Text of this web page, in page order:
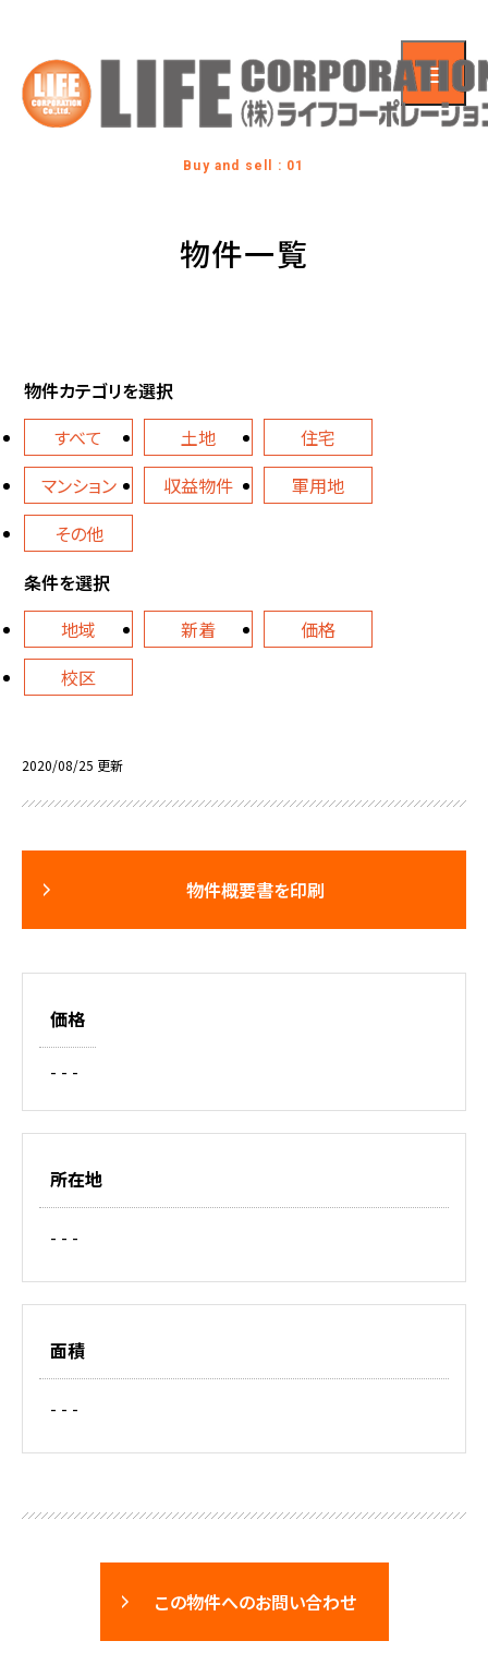
Buy and sell : 01
物件一覧
物件カテゴリを選択
すべて
土地
住宅
マンション
収益物件
軍用地
その他
条件を選択
地域
新着
価格
校区
2020/08/25 更新
物件概要書を印刷
価格
- - -
所在地
- - -
面積
- - -
この物件へのお問い合わせ